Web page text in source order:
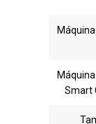
Smart